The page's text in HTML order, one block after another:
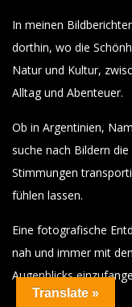
In meinen
dorthin, wo die
Natur und Kultur,
Alltag und Abenteuer.
Ob in Argentinien,
suche nach Bildern
Stimmungen
fühlen lassen.
Eine fotografische
nah und immer mit
Augenblicks
Translate »